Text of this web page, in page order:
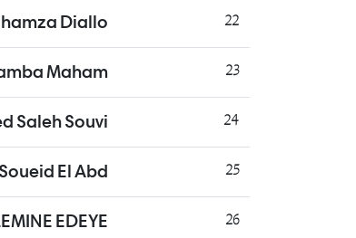
22
Diallo
23
Maham
24
Saleh Souvi
25
El Abd
26
EDEYE